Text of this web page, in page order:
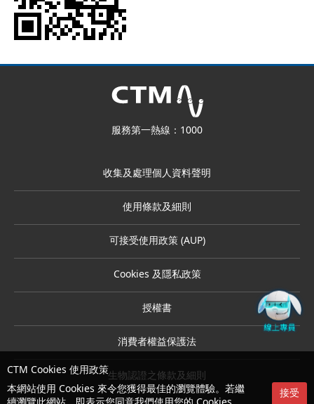
服務第一熱線：1000
收集及處理個人資料聲明
使用條款及細則
可接受使用政策 (AUP)
Cookies 及隱私政策
授權書
消費者權益保護法
生物認證之條款及細則
CTM Cookies 使用政策
本網站使用 Cookies 來令您獲得最佳的瀏覽體驗。若繼
接受